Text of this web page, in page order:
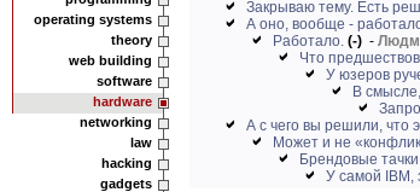
operating systems
theory
web building
software
hardware
networking
law
hacking
gadgets
Закрываю тему. Есть
А оно, вообще -
Работало. (-) -
Что
У юзеров
В
А с чего вы решили, что
Может и не
Брендовые
У самой IBM,